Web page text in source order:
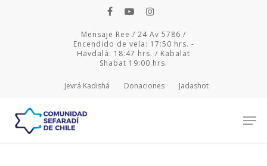
Mensaje Ree / 24 Av 5786 /
Encendido de vela: 17:50 hrs. -
Havdalá: 18:47 hrs. / Kabalat
Shabat 19:00 hrs.
Jevrá Kadishá Donaciones Jadashot